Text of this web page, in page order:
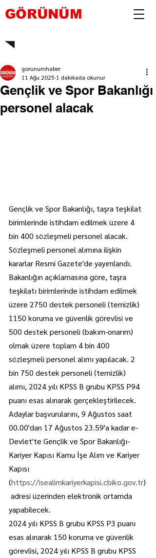
GÖRÜNÜM
Gençlik ve Spor Bakanlığı
personel alacak
gorunumhaber
11 Ağu 2025 1 dakikada okunur
Gençlik ve Spor Bakanlığı, taşra teşkilat
birimlerinde istihdam edilmek üzere 4
bin 400 sözleşmeli personel alacak.
Sözleşmeli personel alımına ilişkin
kararlar Resmi Gazete'de yayımlandı.
Bakanlığın açıklamasına göre, taşra
teşkilatı birimlerinde istihdam edilmek
üzere 2750 destek personeli (temizlik)
1150 koruma ve güvenlik görevlisi ve
500 destek personeli (bakım-onarım)
olmak üzere toplam 4 bin 400
sözleşmeli personel alımı yapılacak. 2
bin 750 destek personeli (temizlik)
alımı, 2024 yılı KPSS B grubu KPSS P94
puanı esas alınarak gerçekleştirilecek.
Adaylar başvurularını, 9 Ağustos saat
00.00'dan 17 Ağustos 23.59'a kadar e-
Devlet'te Gençlik ve Spor Bakanlığı-
Kariyer Kapısı Kamu İşe Alım ve Kariyer
Kapısı
(https://isealimkariyerkapisi.cbiko.gov.tr)
adresi üzerinden elektronik ortamda
yapabilecek.
2024 yılı KPSS B grubu KPSS P3 puanı
esas alınarak 150 koruma ve güvenlik
görevlisi, 2024 yılı KPSS B grubu KPSS